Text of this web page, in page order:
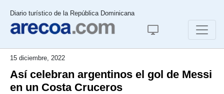
Diario turístico de la República Dominicana
15 diciembre, 2022
Así celebran argentinos el gol de Messi
en un Costa Cruceros